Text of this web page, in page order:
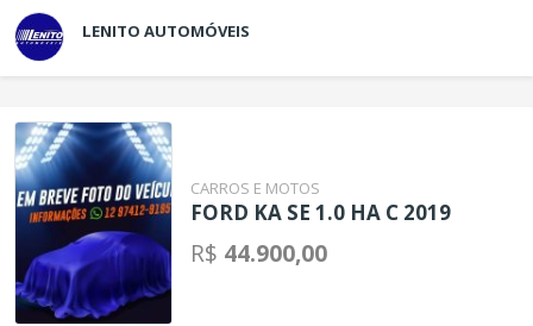
LENITO AUTOMÓVEIS
CARROS E MOTOS
FORD KA SE 1.0 HA C 2019
R$ 44.900,00